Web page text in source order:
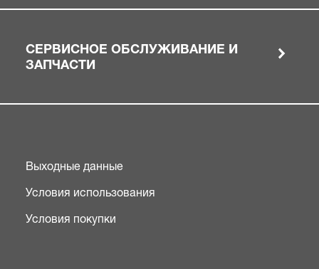
СЕРВИСНОЕ ОБСЛУЖИВАНИЕ И
ЗАПЧАСТИ
Выходные данные
Условия использования
Условия покупки